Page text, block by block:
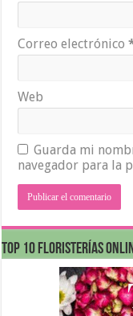
Correo electrónico
Web
Guarda mi
navegador para la
Top 10 Floristerías